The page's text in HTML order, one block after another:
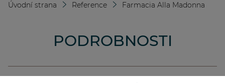
Úvodní strana Reference Farmacia Alla Madonna
PODROBNOSTI